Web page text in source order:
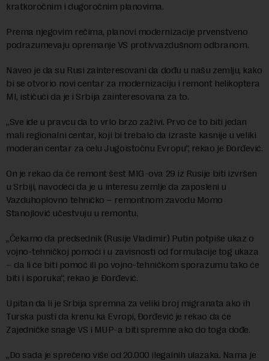
kratkoročnim i dugoročnim planovima.
Prema njegovim rečima, planovi modernizacije prvenstveno
podrazumevaju opremanje VS protivvazdušnom odbranom.
Naveo je da su Rusi zainteresovani da dođu u našu zemlju, kako
bi se otvorio novi centar za modernizaciju i remont helikoptera
MI, ističući da je i Srbija zainteresovana za to.
„Sve ide u pravcu da to vrlo brzo zaživi. Prvo će to biti jedan
mali regionalni centar, koji bi trebalo da izraste kasnije u veliki
moderan centar za celu Jugoistočnu Evropu“, rekao je Đorđević.
On je rekao da će remont šest MIG-ova 29 iz Rusije biti izvršen
u Srbiji, navodeći da je u interesu zemlje da zaposleni u
Vazduhoplovno tehničko – remontnom zavodu Momo
Stanojlović učestvuju u remontu.
„Čekamo da predsednik (Rusije Vladimir) Putin potpiše ukaz o
vojno-tehničkoj pomoći i u zavisnosti od formulacije tog ukaza
– da li će biti pomoć ili po vojno-tehničkom sporazumu tako će
biti i isporuka“, rekao je Đorđević.
Upitan da li je Srbija spremna za veliki broj migranata ako ih
Turska pusti da krenu ka Evropi, Đorđević je rekao da će
Zajedničke snage VS i MUP-a biti spremne ako do toga dođe.
„Do sada je sprečeno više od 20.000 ilegalnih ulazaka. Nama je